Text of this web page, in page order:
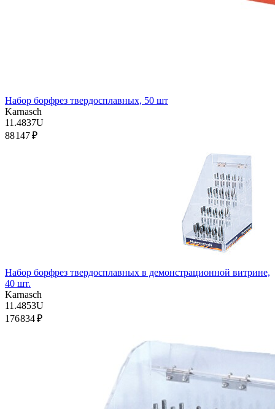
Набор борфрез твердосплавных, 50 шт
Karnasch
11.4837U
88 147 ₽
Набор борфрез твердосплавных в демонстрационной витрине,
40 шт.
Karnasch
11.4853U
176 834 ₽